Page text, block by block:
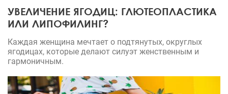
УВЕЛИЧЕНИЕ ЯГОДИЦ: ГЛЮТЕОПЛАСТИКА
ИЛИ ЛИПОФИЛИНГ?
Каждая женщина мечтает о подтянутых, округлых
ягодицах, которые делают силуэт женственным и
гармоничным.